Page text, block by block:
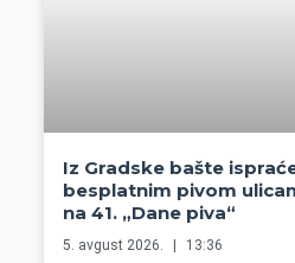
Iz Gradske bašte
besplatnim pivom
na 41. „Dane piva“
5. avgust 2026. 13:36